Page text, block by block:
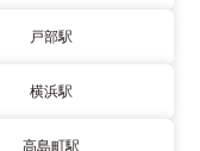
戸部駅
横浜駅
高島町駅